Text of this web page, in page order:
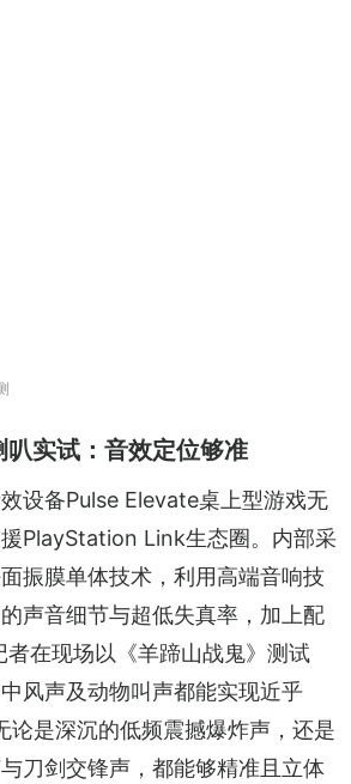
实试：音效定位够准
设备Pulse Elevate桌上型游戏无
PlayStation Link生态圈。内部采
振膜单体技术，利用高端音响技
声音细节与超低失真率，加上配
在现场以《羊蹄山战鬼》测试
风声及动物叫声都能实现近乎
论是深沉的低频震撼爆炸声，还是
刀剑交锋声，都能够精准且立体